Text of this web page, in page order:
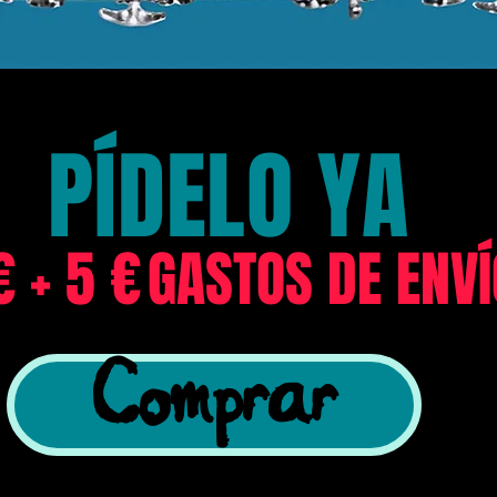
PÍDELO YA
+ 5 €GASTOS DE
Comprar